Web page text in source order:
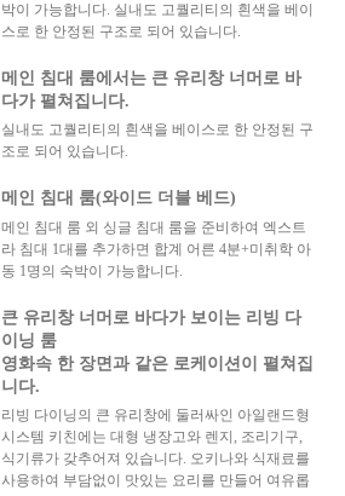
박이 가능합니다. 실내도 고퀄리티의 흰색을 베이
스로 한 안정된 구조로 되어 있습니다.
메인 침대 룸에서는 큰 유리창 너머로 바
다가 펼쳐집니다.
실내도 고퀄리티의 흰색을 베이스로 한 안정된 구
조로 되어 있습니다.
메인 침대 룸(와이드 더블 베드)
메인 침대 룸 외 싱글 침대 룸을 준비하여 엑스트
라 침대 1대를 추가하면 합계 어른 4분+미취학 아
동 1명의 숙박이 가능합니다.
큰 유리창 너머로 바다가 보이는 리빙 다
이닝 룸
영화속 한 장면과 같은 로케이션이 펼쳐집
니다.
리빙 다이닝의 큰 유리창에 둘러싸인 아일랜드형
시스템 키친에는 대형 냉장고와 렌지, 조리기구,
식기류가 갖추어져 있습니다. 오키나와 식재료를
사용하여 부담없이 맛있는 요리를 만들어 여유롭